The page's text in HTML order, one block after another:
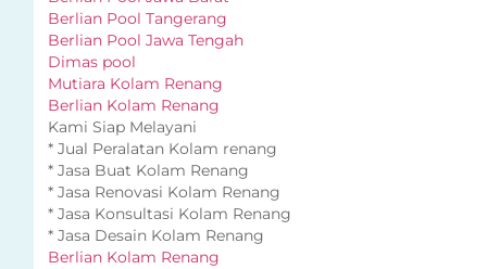
Berlian Pool Tangerang
Berlian Pool Jawa Tengah
Dimas pool
Mutiara Kolam Renang
Berlian Kolam Renang
Kami Siap Melayani
* Jual Peralatan Kolam renang
* Jasa Buat Kolam Renang
* Jasa Renovasi Kolam Renang
* Jasa Konsultasi Kolam Renang
* Jasa Desain Kolam Renang
Berlian Kolam Renang